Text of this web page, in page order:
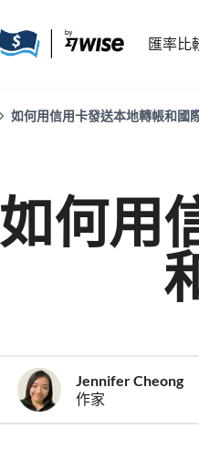
匯率比
如何用信用卡發送本地轉帳和國
如何用
Jennifer Cheong
作家